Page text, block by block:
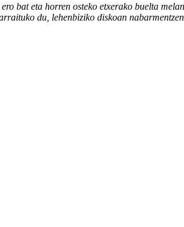
bat eta horren osteko etxerako buelta
du, lehenbiziko diskoan